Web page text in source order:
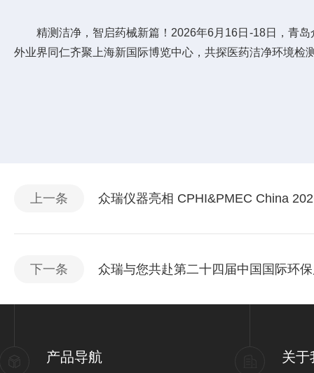
精测洁净，智启药械新篇！2026年6月16日-18日，青岛
外业界同仁齐聚上海新国际博览中心，共探医药洁净环境检
上一条 众瑞仪器亮相 CPHI&PMEC China
下一条 众瑞与您共赴第二十四届中国国际环
产品导航 关于